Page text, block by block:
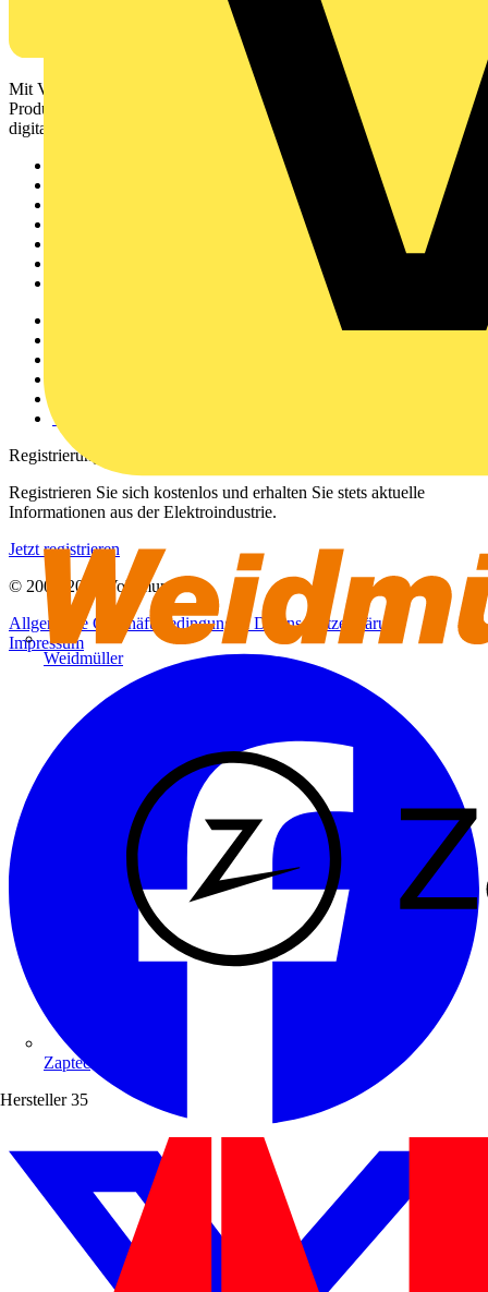
Weidmüller
Zaptec
Hersteller 35
Mit Voltimum erhalten Elektrofachkräfte Zugang zu Branchennews,
Produktinformationen, Schulungen und Tools – alles auf einer
digitalen Plattform und Community.
voltimum.com
Registrierung
Registrieren Sie sich kostenlos und erhalten Sie stets aktuelle
Informationen aus der Elektroindustrie.
Jetzt registrieren
© 2002-
2026
Voltimum
Allgemeine GeschäftsbedingungenDatenschutzerklärung
Impressum